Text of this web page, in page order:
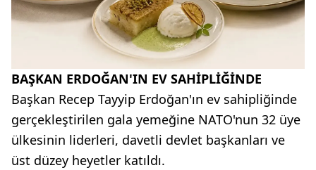
BAŞKAN ERDOĞAN'IN EV SAHİPLİĞİNDE
Başkan Recep Tayyip Erdoğan'ın ev sahipliğinde
gerçekleştirilen gala yemeğine NATO'nun 32 üye
ülkesinin liderleri, davetli devlet başkanları ve
üst düzey heyetler katıldı.